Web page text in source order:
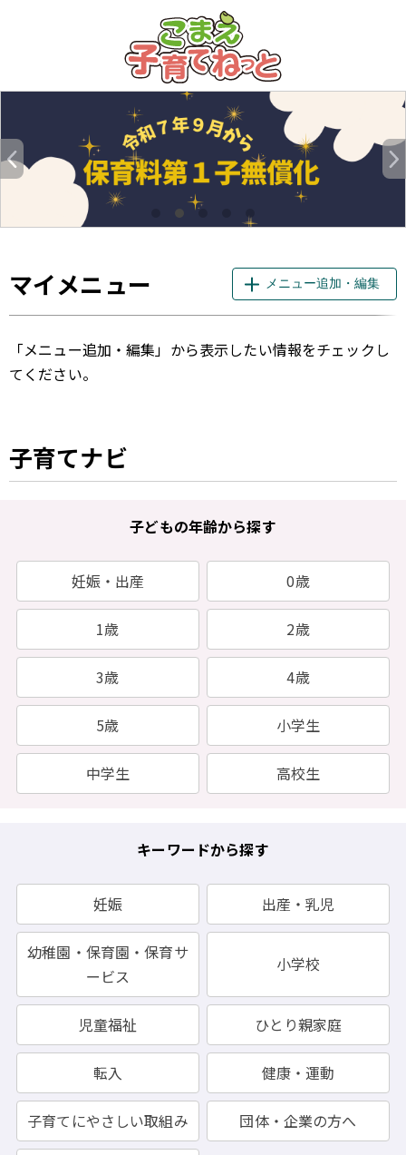
このページの本文へ
マイメニュー メニュー追加・編集
「メニュー追加・編集」から表示したい情報をチェックし
てください。
子育てナビ
子どもの年齢から探す
妊娠・出産 0歳
1歳 2歳
3歳 4歳
5歳 小学生
中学生 高校生
キーワードから探す
妊娠 出産・乳児
幼稚園・保育園・保育サ
ービス
小学校
児童福祉 ひとり親家庭
転入 健康・運動
子育てにやさしい取組み 団体・企業の方へ